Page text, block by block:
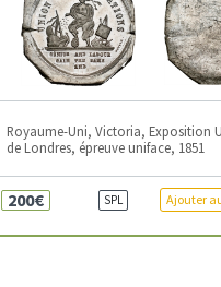
Royaume-Uni, Victoria, Exposition
de Londres, épreuve uniface, 1851
200€ SPL Ajouter